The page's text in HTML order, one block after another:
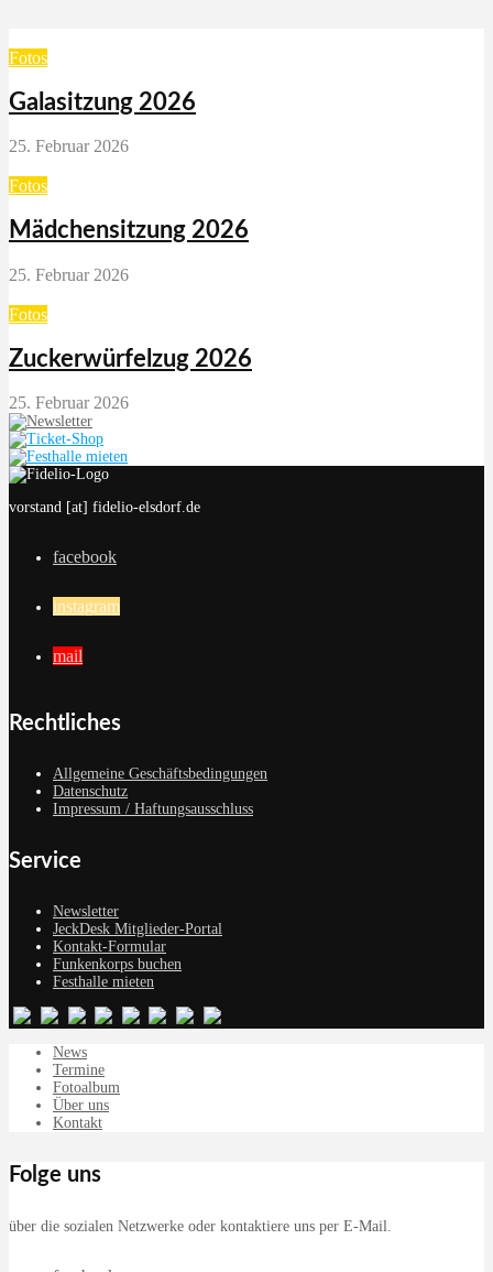
Fotos
Galasitzung 2026
25. Februar 2026
Fotos
Mädchensitzung 2026
25. Februar 2026
Fotos
Zuckerwürfelzug 2026
25. Februar 2026
vorstand [at] fidelio-elsdorf.de
facebook
instagram
mail
Rechtliches
Allgemeine Geschäftsbedingungen
Datenschutz
Impressum / Haftungsausschluss
Service
Newsletter
JeckDesk Mitglieder-Portal
Kontakt-Formular
Funkenkorps buchen
Festhalle mieten
News
Termine
Fotoalbum
Über uns
Kontakt
Folge uns
über die sozialen Netzwerke oder kontaktiere uns per E-Mail.